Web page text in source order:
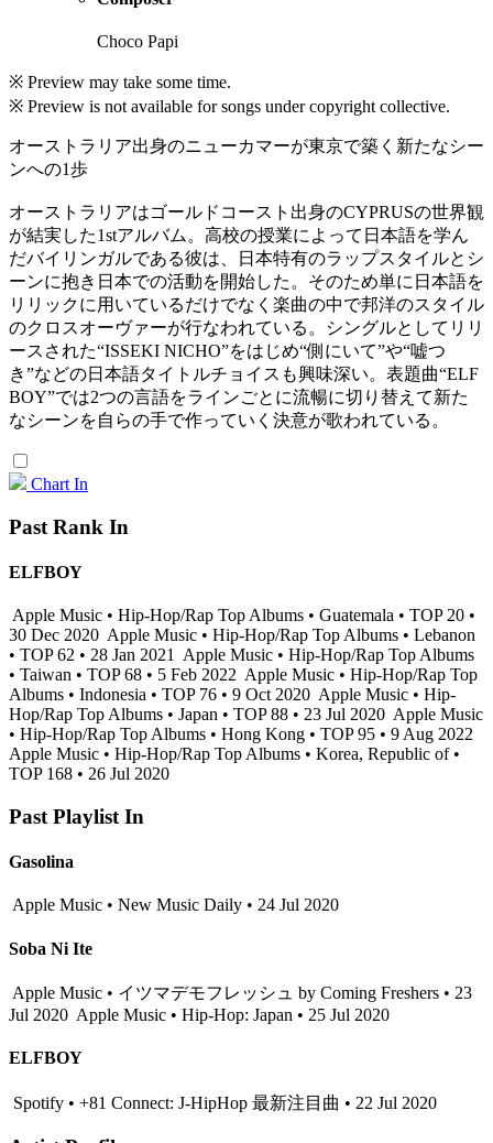
Choco Papi
※ Preview may take some time.
※ Preview is not available for songs under copyright collective.
オーストラリア出身のニューカマーが東京で築く新たなシー
ンへの1歩
オーストラリアはゴールドコースト出身のCYPRUSの世界観
が結実した1stアルバム。高校の授業によって日本語を学ん
だバイリンガルである彼は、日本特有のラップスタイルとシ
ーンに抱き日本での活動を開始した。そのため単に日本語を
リリックに用いているだけでなく楽曲の中で邦洋のスタイル
のクロスオーヴァーが行なわれている。シングルとしてリリ
ースされた“ISSEKI NICHO”をはじめ“側にいて”や“嘘つ
き”などの日本語タイトルチョイスも興味深い。表題曲“ELF
BOY”では2つの言語をラインごとに流暢に切り替えて新た
なシーンを自らの手で作っていく決意が歌われている。
Chart In
Past Rank In
ELFBOY
Apple Music • Hip-Hop/Rap Top Albums • Guatemala • TOP 20 •
30 Dec 2020 Apple Music • Hip-Hop/Rap Top Albums • Lebanon
• TOP 62 • 28 Jan 2021
Apple Music • Hip-Hop/Rap Top Albums
• Taiwan • TOP 68 • 5 Feb 2022 Apple Music • Hip-Hop/Rap Top
Albums • Indonesia • TOP 76 • 9 Oct 2020 Apple Music • Hip-
Hop/Rap Top Albums • Japan • TOP 88 • 23 Jul 2020 Apple Music
• Hip-Hop/Rap Top Albums • Hong Kong • TOP 95 • 9 Aug 2022
Apple Music • Hip-Hop/Rap Top Albums • Korea, Republic of •
TOP 168 • 26 Jul 2020
Past Playlist In
Gasolina
Apple Music • New Music Daily • 24 Jul 2020
Soba Ni Ite
Apple Music • イツマデモフレッシュ by Coming Freshers • 23
Jul 2020 Apple Music • Hip-Hop: Japan • 25 Jul 2020
ELFBOY
Spotify • +81 Connect: J-HipHop 最新注目曲 • 22 Jul 2020